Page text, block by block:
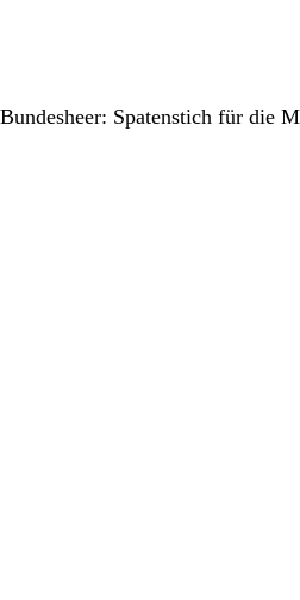
Bundesheer: Spatenstich für die